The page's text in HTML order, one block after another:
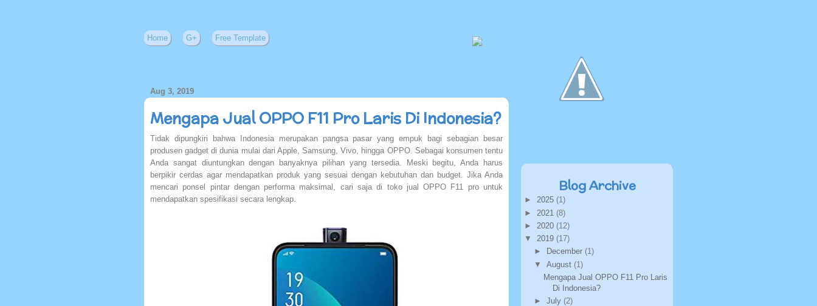
Home G+ Free Template
Aug 3, 2019
Mengapa Jual OPPO F11 Pro Laris Di Indonesia?
Tidak dipungkiri bahwa Indonesia merupakan pangsa pasar yang empuk bagi sebagian besar
produsen gadget di dunia mulai dari Apple, Samsung, Vivo, hingga OPPO. Sebagai konsumen tentu
Anda sangat diuntungkan dengan banyaknya pilihan yang tersedia. Meski begitu, Anda harus
berpikir cerdas agar mendapatkan produk yang sesuai dengan kebutuhan dan budget. Jika Anda
mencari ponsel pintar dengan performa maksimal, cari saja di toko jual OPPO F11 pro untuk
mendapatkan spesifikasi secara lengkap.
Blog Archive
► 2025 (1)
► 2021 (8)
► 2020 (12)
▼ 2019 (17)
►
December (1)
▼ August (1)
Mengapa Jual OPPO F11 Pro Laris
Di Indonesia?
► July (2)